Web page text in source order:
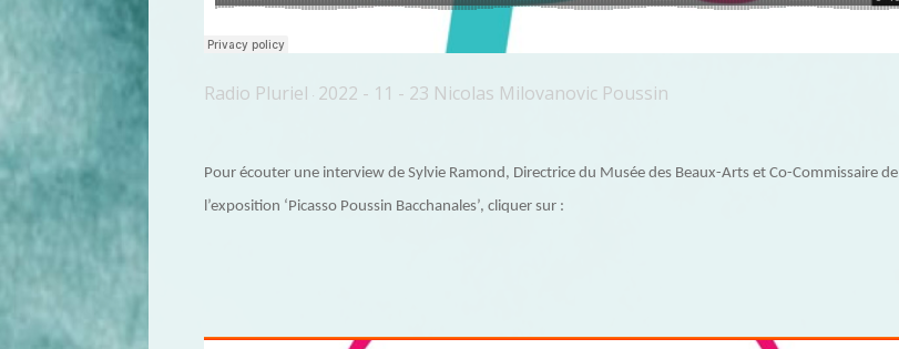
Radio Pluriel · 2022 - 11 - 23 Nicolas Milovanovic Poussin
Pour écouter une interview de Sylvie Ramond, Directrice du Musée des Beaux-Arts et Co-Commissaire de
l’exposition ‘Picasso Poussin Bacchanales’, cliquer sur :